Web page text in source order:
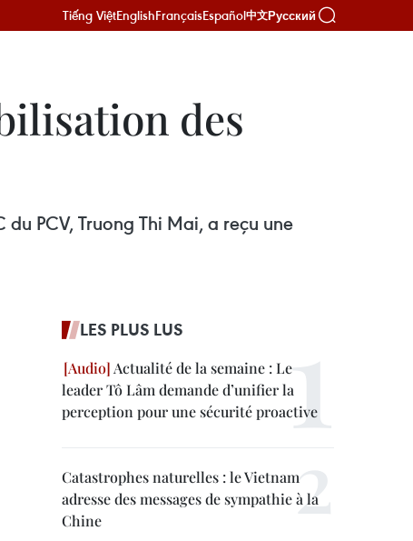
Tiếng ViệtEnglishFrançaisEspañol中文Русский
des
PCV, Truong Thi Mai, a reçu une
LES PLUS LUS
Actualité de la semaine : Le
leader Tô Lâm demande d’unifier la
perception pour une sécurité proactive
Catastrophes naturelles : le Vietnam
adresse des messages de sympathie à la
Chine